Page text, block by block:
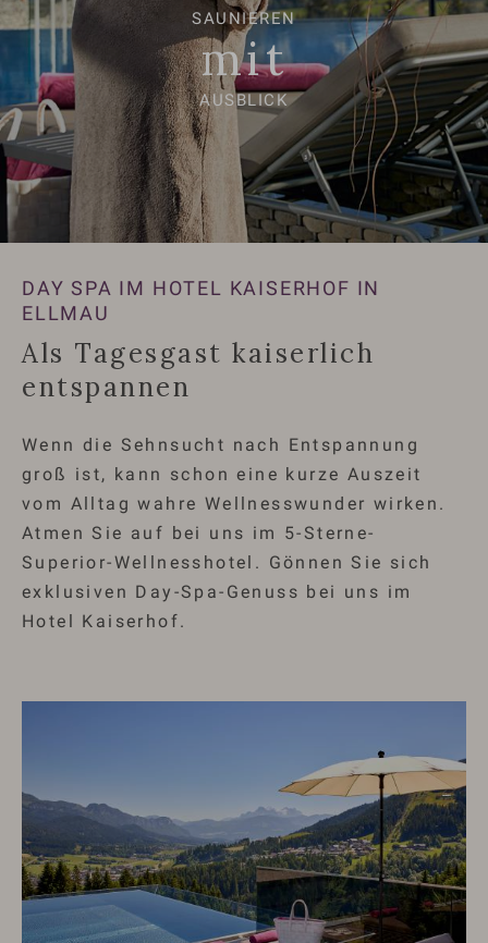
SAUNIEREN
mit
AUSBLICK
DAY SPA IM HOTEL KAISERHOF IN
ELLMAU
Als Tagesgast kaiserlich
entspannen
Wenn die Sehnsucht nach Entspannung
groß ist, kann schon eine kurze Auszeit
vom Alltag wahre Wellnesswunder wirken.
Atmen Sie auf bei uns im 5-Sterne-
Superior-Wellnesshotel. Gönnen Sie sich
exklusiven Day-Spa-Genuss bei uns im
Hotel Kaiserhof.